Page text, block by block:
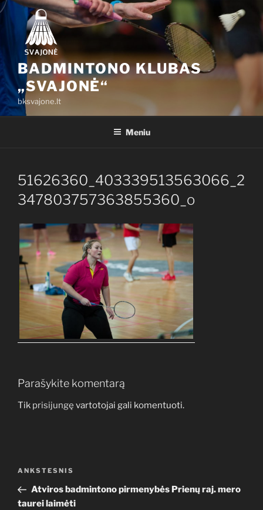
Eiti
prie
turinio
BADMINTONO KLUBAS
„SVAJONĖ“
bksvajone.lt
Meniu
51626360_403339513563066_2
347803757363855360_o
Parašykite komentarą
Tik prisijungę vartotojai gali komentuoti.
Navigacija
įrašų
Ankstesnis
įrašas
ANKSTESNIS
Atviros badmintono pirmenybės Prienų raj. mero
taurei laimėti